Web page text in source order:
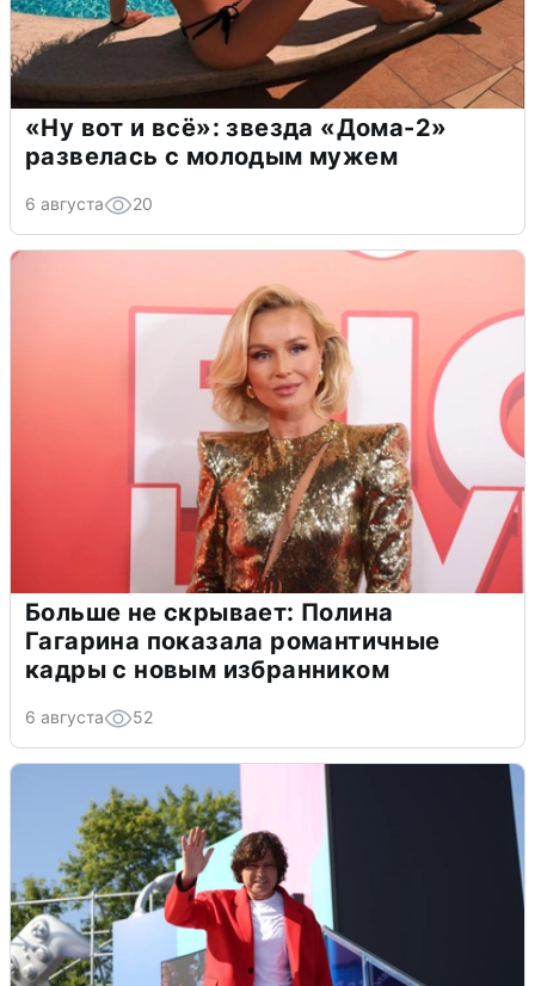
«Ну вот и всё»: звезда «Дома-2»
развелась с молодым мужем
6 августа 20
Больше не скрывает: Полина
Гагарина показала романтичные
кадры с новым избранником
6 августа 52